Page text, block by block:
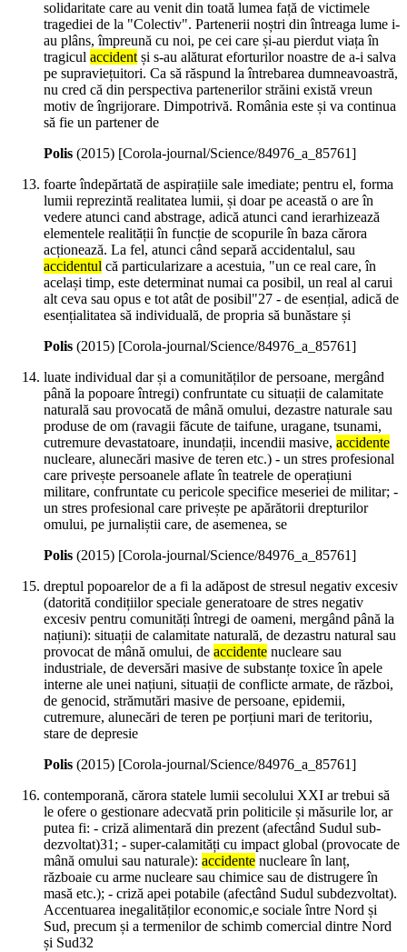
solidaritate care au venit din toată lumea față de victimele
tragediei de la "Colectiv". Partenerii noștri din întreaga lume i-
au plâns, împreună cu noi, pe cei care și-au pierdut viața în
tragicul accidentși s-au alăturat eforturilor noastre de a-i salva
pe supraviețuitori. Ca să răspund la întrebarea dumneavoastră,
nu cred că din perspectiva partenerilor străini există vreun
motiv de îngrijorare. Dimpotrivă. România este și va continua
să fie un partener de
Polis (2015) [Corola-journal/Science/84976_a_85761]
foarte îndepărtată de aspirațiile sale imediate; pentru el, forma
lumii reprezintă realitatea lumii, și doar pe această o are în
vedere atunci cand abstrage, adică atunci cand ierarhizează
elementele realității în funcție de scopurile în baza cărora
acționează. La fel, atunci când separă accidentalul, sau
accidentul că particularizare a acestuia, "un ce real care, în
același timp, este determinat numai ca posibil, un real al carui
alt ceva sau opus e tot atât de posibil"27 - de esențial, adică de
esențialitatea să individuală, de propria să bunăstare și
Polis (2015) [Corola-journal/Science/84976_a_85761]
luate individual dar și a comunităților de persoane, mergând
până la popoare întregi) confruntate cu situații de calamitate
naturală sau provocată de mână omului, dezastre naturale sau
produse de om (ravagii făcute de taifune, uragane, tsunami,
cutremure devastatoare, inundații, incendii masive, accidente
nucleare, alunecări masive de teren etc.) - un stres profesional
care privește persoanele aflate în teatrele de operațiuni
militare, confruntate cu pericole specifice meseriei de militar; -
un stres profesional care privește pe apărătorii drepturilor
omului, pe jurnaliștii care, de asemenea, se
Polis (2015) [Corola-journal/Science/84976_a_85761]
dreptul popoarelor de a fi la adăpost de stresul negativ excesiv
(datorită condițiilor speciale generatoare de stres negativ
excesiv pentru comunități întregi de oameni, mergând până la
națiuni): situații de calamitate naturală, de dezastru natural sau
provocat de mână omului, de accidente nucleare sau
industriale, de deversări masive de substanțe toxice în apele
interne ale unei națiuni, situații de conflicte armate, de război,
de genocid, strămutări masive de persoane, epidemii,
cutremure, alunecări de teren pe porțiuni mari de teritoriu,
stare de depresie
Polis (2015) [Corola-journal/Science/84976_a_85761]
contemporană, cărora statele lumii secolului XXI ar trebui să
le ofere o gestionare adecvată prin politicile și măsurile lor, ar
putea fi: - criză alimentară din prezent (afectând Sudul sub-
dezvoltat)31; - super-calamități cu impact global (provocate de
mână omului sau naturale): accidente nucleare în lanț,
războaie cu arme nucleare sau chimice sau de distrugere în
masă etc.); - criză apei potabile (afectând Sudul subdezvoltat).
Accentuarea inegalităților economic,e sociale între Nord și
Sud, precum și a termenilor de schimb comercial dintre Nord
și Sud32